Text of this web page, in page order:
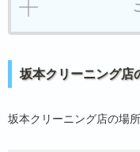
坂本クリーニング店
坂本クリーニング店の場